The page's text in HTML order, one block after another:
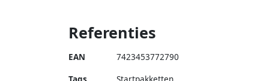
Referenties
EAN 7423453772790